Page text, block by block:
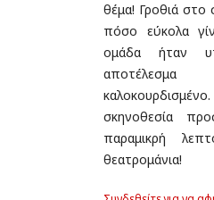
θέμα! Γροθιά στο
πόσο εύκολα
ομάδα ήταν
σκηνοθεσία
παραμικρή
θεατρομάνια!